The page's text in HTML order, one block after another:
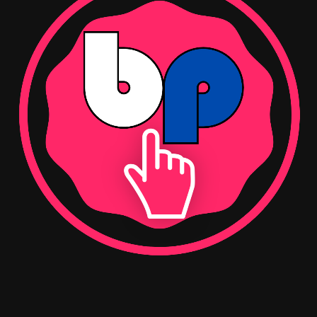
Kaynak: (BYZHA) – Beyaz Haber Ajansı
RELATED TOPICS:
UP NEXT
Anneliğe Hazırlık Atölyesi Eğitimleri Devam Ediyorhaberi
DON'T MISS
Kartepe Belediyesi’nde Personele Trafik Eğitimihaberi